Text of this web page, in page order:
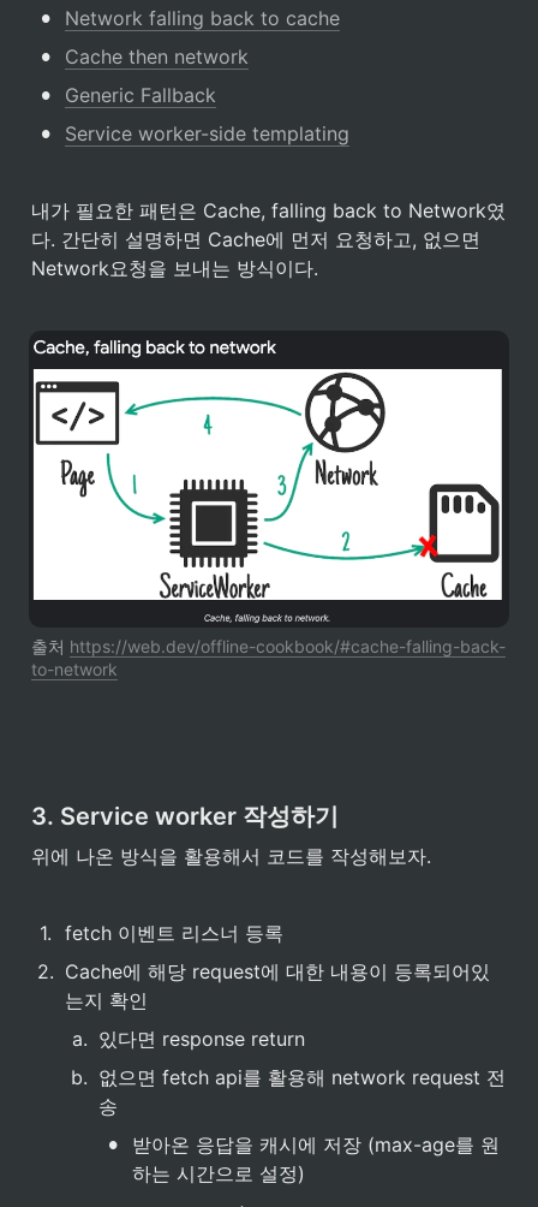
• Network falling back to cache
• Cache then network
• Generic Fallback
• Service worker-side templating
내가 필요한 패턴은 Cache, falling back to Network였
다. 간단히 설명하면 Cache에 먼저 요청하고, 없으면
Network요청을 보내는 방식이다.
출처 https://web.dev/offline-cookbook/#cache-falling-back-
to-network
3. Service worker 작성하기
위에 나온 방식을 활용해서 코드를 작성해보자.
1. fetch 이벤트 리스너 등록
2. Cache에 해당 request에 대한 내용이 등록되어있
는지 확인
a. 있다면 response return
b. 없으면 fetch api를 활용해 network request 전
송
•
받아온 응답을 캐시에 저장 (max-age를 원
하는 시간으로 설정)